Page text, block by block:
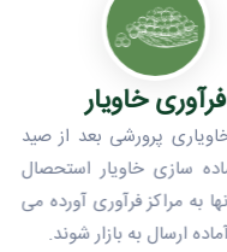
فرآوری خاویار
پرورشی بعد از صید
سازی خاویار استحصال
به مراکز فرآوری آورده می
ارسال به بازار شوند.